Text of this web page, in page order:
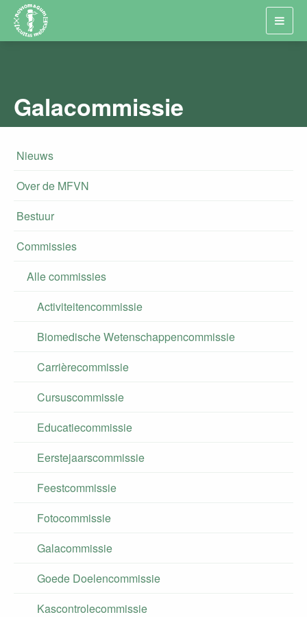
Galacommissie
Nieuws
Over de MFVN
Bestuur
Commissies
Alle commissies
Activiteitencommissie
Biomedische Wetenschappencommissie
Carrièrecommissie
Cursuscommissie
Educatiecommissie
Eerstejaarscommissie
Feestcommissie
Fotocommissie
Galacommissie
Goede Doelencommissie
Kascontrolecommissie